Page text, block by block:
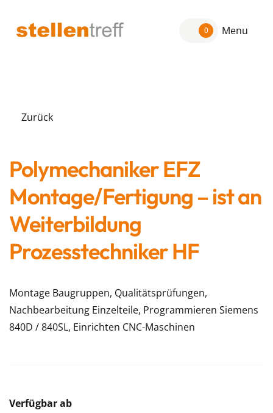
0 Menu
Zurück
Polymechaniker EFZ
Montage/Fertigung – ist an
Weiterbildung
Prozesstechniker HF
Montage Baugruppen, Qualitätsprüfungen,
Nachbearbeitung Einzelteile, Programmieren Siemens
840D / 840SL, Einrichten CNC-Maschinen
Verfügbar ab